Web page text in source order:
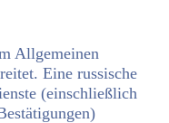
Allgemeinen
Eine russische
(einschließlich